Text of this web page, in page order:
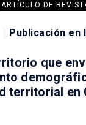
ARTÍCULO DE
Publicación en
que
territorial en